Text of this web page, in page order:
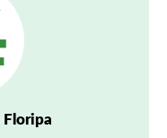
Floripa